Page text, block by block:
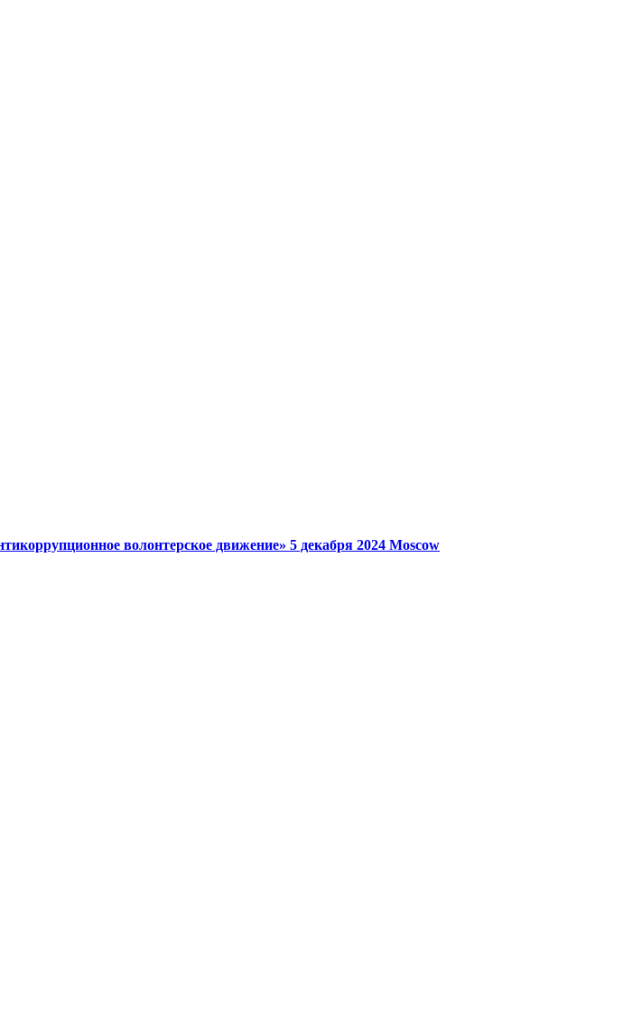
волонтерское движение» 5 декабря 2024 Moscow